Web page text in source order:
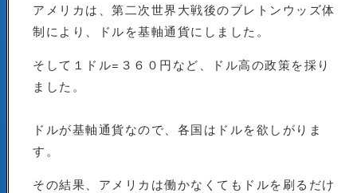
アメリカは、第二次世界大戦後のブレトンウッズ体
制により、ドルを基軸通貨にしました。
そして１ドル=３６０円など、ドル高の政策を採り
ました。
ドルが基軸通貨なので、各国はドルを欲しがりま
す。
その結果、アメリカは働かなくてもドルを刷るだけ